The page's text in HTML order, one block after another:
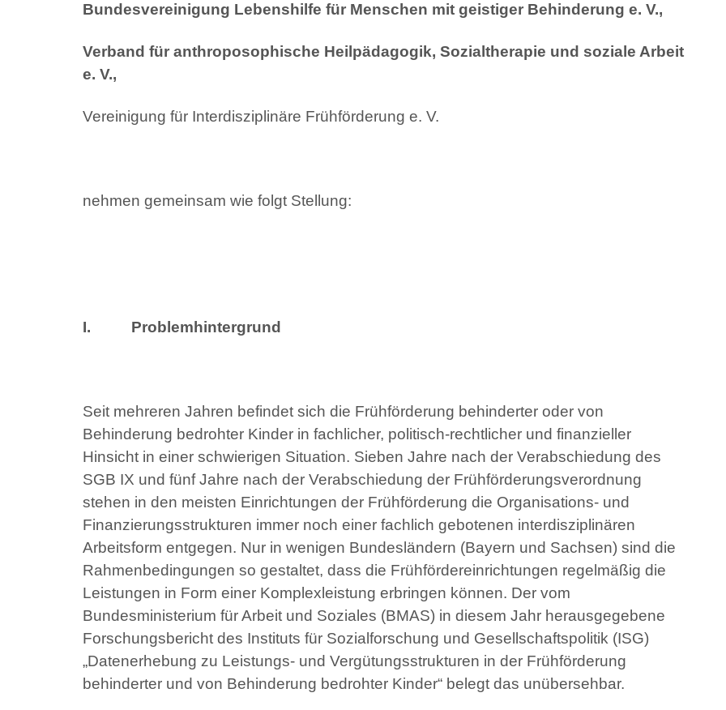
Bundesvereinigung Lebenshilfe für Menschen mit geistiger Behinderung e. V.,
Verband für anthroposophische Heilpädagogik, Sozialtherapie und soziale Arbeit
e. V.,
Vereinigung für Interdisziplinäre Frühförderung e. V.
nehmen gemeinsam wie folgt Stellung:
I. Problemhintergrund
Seit mehreren Jahren befindet sich die Frühförderung behinderter oder von
Behinderung bedrohter Kinder in fachlicher, politisch-rechtlicher und finanzieller
Hinsicht in einer schwierigen Situation. Sieben Jahre nach der Verabschiedung des
SGB IX und fünf Jahre nach der Verabschiedung der Frühförderungsverordnung
stehen in den meisten Einrichtungen der Frühförderung die Organisations- und
Finanzierungsstrukturen immer noch einer fachlich gebotenen interdisziplinären
Arbeitsform entgegen. Nur in wenigen Bundesländern (Bayern und Sachsen) sind die
Rahmenbedingungen so gestaltet, dass die Frühfördereinrichtungen regelmäßig die
Leistungen in Form einer Komplexleistung erbringen können. Der vom
Bundesministerium für Arbeit und Soziales (BMAS) in diesem Jahr herausgegebene
Forschungsbericht des Instituts für Sozialforschung und Gesellschaftspolitik (ISG)
„Datenerhebung zu Leistungs- und Vergütungsstrukturen in der Frühförderung
behinderter und von Behinderung bedrohter Kinder“ belegt das unübersehbar.